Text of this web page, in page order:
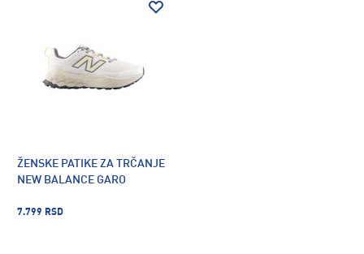
ŽENSKE PATIKE ZA TRČANJE
NEW BALANCE GARO
7.799 RSD